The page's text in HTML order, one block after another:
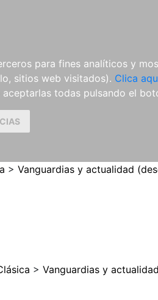
para fines analíticos y
sitios web visitados). Clica
aceptarlas todas pulsando el
Y EDICIONES
> Vanguardias y actualidad
> Vanguardias y